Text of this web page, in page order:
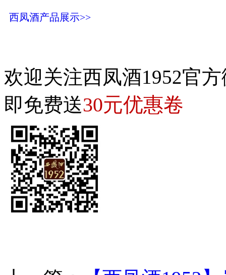
西凤酒产品展示>>
欢迎关注西凤酒1952官
即免费送30元优惠卷